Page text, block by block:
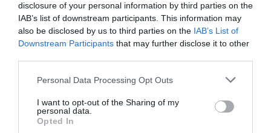
disclosure of your personal information by third parties on the
IAB’s list of downstream participants. This information may
also be disclosed by us to third parties on the IAB’s List of
Downstream Participants that may further disclose it to other
Please note that this website/app uses one or more Google
not limited to your visit or usage behaviour. You may click to
grant or deny consent to Google and its third-party tags to
use your data for below specified purposes in below Google
Personal Data Processing Opt Outs
I want to opt-out of the Sharing of my
personal data.
Opted In
Καιρός: Επιμένουν και σήμερα τα
μποφόρ και η ζέστη στην Εύβοια
10.08.2026 | 08:20
Στο κόκκινο σήμερα Εύβοια και
απαγορεύεται
10.08.2026 | 08:00
Η Λίμνη Ευβοίας
γίνεται σημείο
συνάντησης των
γεύσεων της Στερεάς
Ελλάδας
Χαλκίδα: Γιατί
φωτίστηκε στα μωβ-
ροζ το δημαρχείο στην
παραλία